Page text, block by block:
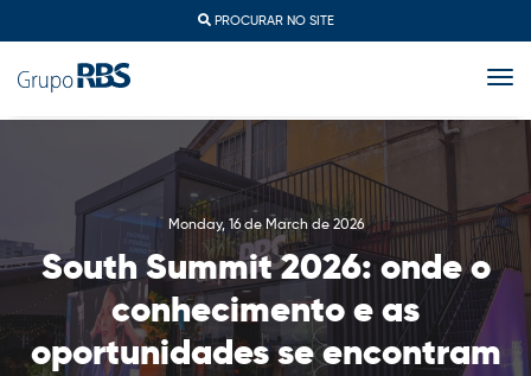
PROCURAR NO SITE
Monday, 16 de March de 2026
South Summit 2026: onde o
conhecimento e as
oportunidades se encontram